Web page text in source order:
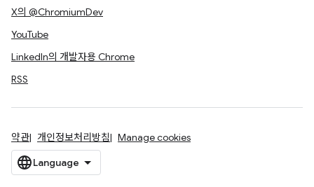
X의 @ChromiumDev
YouTube
LinkedIn의 개발자용 Chrome
RSS
약관 개인정보처리방침 Manage cookies